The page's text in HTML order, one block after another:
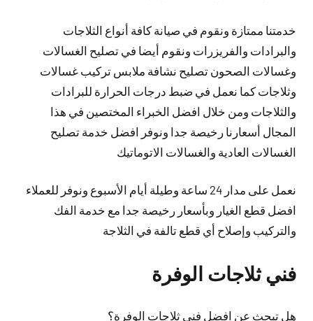
خدمتنا ممتازة ونقوم في صيانة كافة أنواع الثلاجات
والبرادات والفريزرات ونقوم أيضا في تصليح الغسالات
وغسالات الصحون تصليح نشافة ملابس تركيب غسالات
وثلاجات كما نعمل في ضبط درجات الحرارة للبرادات
والثلاجات ومن خلال افضل الخبراء المختصين في هذا
المجال أسعارنا رخيصة جدا ونوفر افضل خدمة تصليح
الغسالات العادية والغسالات الاتوماتيك
نعمل على مدار 24 ساعة وطيلة أيام الأسبوع ونوفر للعملاء
افضل قطع الغيار وبأسعار رخيصة جدا مع خدمة الفك
والتركيب وإصلاح أي قطع تالفة في الثلاجة
فني ثلاجات الوفرة
هل تبحث عن افضل فني ثلاجات الوفرة؟